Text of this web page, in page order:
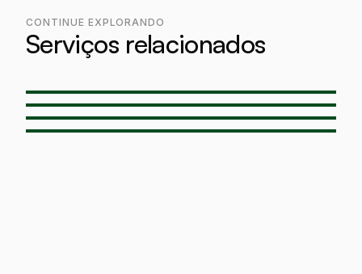
CONTINUE EXPLORANDO
Serviços relacionados
Cortina ancorada →
Cortina de tirantes →